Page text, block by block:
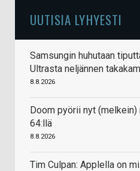
UUTISIA LYHYESTI
Samsungin huhutaan
Ultrasta neljännen
8.8.2026
Doom pyörii nyt
64:llä
8.8.2026
Tim Culpan: Applella on